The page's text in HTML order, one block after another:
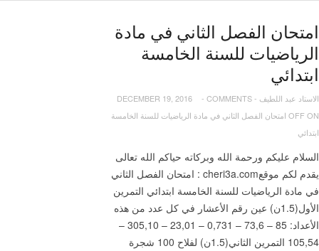
امتحان الفصل الثاني في مادة
الرياضيات للسنة الخامسة
ابتدائي
الاستاد عبد اللطيف -
DECEMBER 19, 2016 - COMMENTS
OFF ON امتحان الفصل الثاني في مادة الرياضيات للسنة الخامسة
ابتدائي
السلام عليكم ورحمة الله وبركاته حياكم الله تعالى
يقدم لكم موقعcheri3a.com : امتحان الفصل الثاني
في مادة الرياضيات للسنة الخامسة ابتدائي التمرين
الأول(1.5ن) عين رقم الأعشار في كل عدد من هذه
الأعداد: 85 – 73,6 – 0,731 – 23,01 – 305,10 –
105,54 التمرين الثاني(1.5ن) لفلاح 100 شجرة